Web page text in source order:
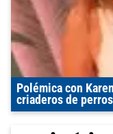
Polémica con
criaderos de perros